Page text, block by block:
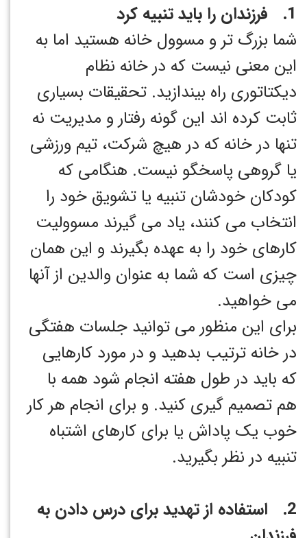
1. فرزندان را باید تنبیه کرد
شما بزرگ تر و مسوول خانه هستید اما به
این معنی نیست که در خانه نظام
دیکتاتوری راه بیندازید. تحقیقات بسیاری
ثابت کرده اند این گونه رفتار و مدیریت نه
تنها در خانه که در هیچ شرکت، تیم ورزشی
یا گروهی پاسخگو نیست. هنگامی که
کودکان خودشان تنبیه یا تشویق خود را
انتخاب می کنند، یاد می گیرند مسوولیت
کارهای خود را به عهده بگیرند و این همان
چیزی است که شما به عنوان والدین از آنها
می خواهید.
برای این منظور می توانید جلسات هفتگی
در خانه ترتیب بدهید و در مورد کارهایی
که باید در طول هفته انجام شود همه با
هم تصمیم گیری کنید. و برای انجام هر کار
خوب یک پاداش یا برای کارهای اشتباه
تنبیه در نظر بگیرید.
2. استفاده از تهدید برای درس دادن به